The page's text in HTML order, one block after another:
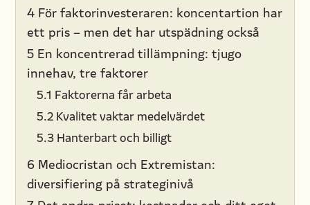
4 För faktorinvesteraren: koncentartion har
ett pris – men det har utspädning också
5 En koncentrerad tillämpning: tjugo
innehav, tre faktorer
5.1 Faktorerna får arbeta
5.2 Kvalitet vaktar medelvärdet
5.3 Hanterbart och billigt
6 Mediocristan och Extremistan:
diversifiering på strateginivå